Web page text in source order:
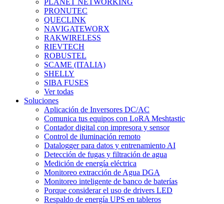
PLANET NETWORKING
PRONUTEC
QUECLINK
NAVIGATEWORX
RAKWIRELESS
RIEVTECH
ROBUSTEL
SCAME (ITALIA)
SHELLY
SIBA FUSES
Ver todas
Soluciones
Aplicación de Inversores DC/AC
Comunica tus equipos con LoRA Meshtastic
Contador digital con impresora y sensor
Control de iluminación remoto
Datalogger para datos y entrenamiento AI
Detección de fugas y filtración de agua
Medición de energía eléctrica
Monitoreo extracción de Agua DGA
Monitoreo inteligente de banco de baterías
Porque considerar el uso de drivers LED
Respaldo de energía UPS en tableros